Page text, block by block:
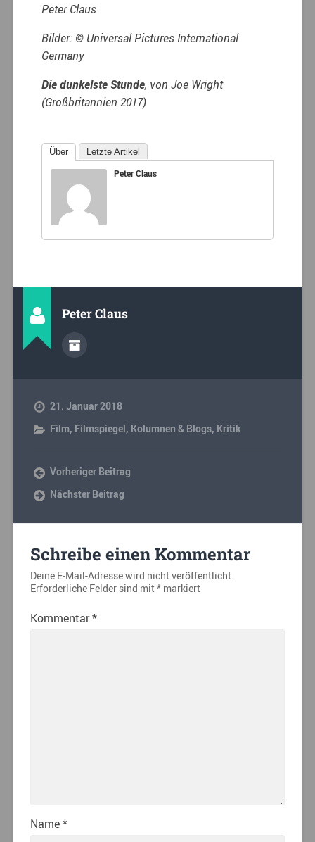
Peter Claus
Bilder: © Universal Pictures International
Germany
Die dunkelste Stunde, von Joe Wright
(Großbritannien 2017)
Über Letzte Artikel
Peter Claus
Peter Claus
21. Januar 2018
Film, Filmspiegel, Kolumnen & Blogs, Kritik
Vorheriger Beitrag
Nächster Beitrag
Schreibe einen Kommentar
Deine E-Mail-Adresse wird nicht veröffentlicht.
Erforderliche Felder sind mit*markiert
Kommentar*
Name*